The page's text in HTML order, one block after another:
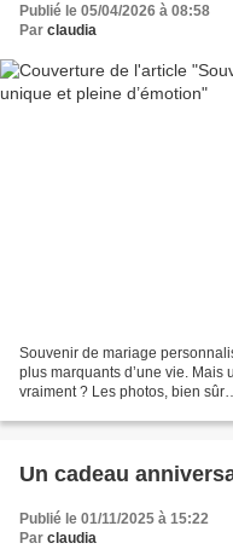
Publié le 05/04/2026 à 08:58
Par claudia
Souvenir de mariage
plus marquants d’une vie. Mais
vraiment ? Les photos, bien
Un cadeau
Publié le 01/11/2025 à 15:22
Par claudia